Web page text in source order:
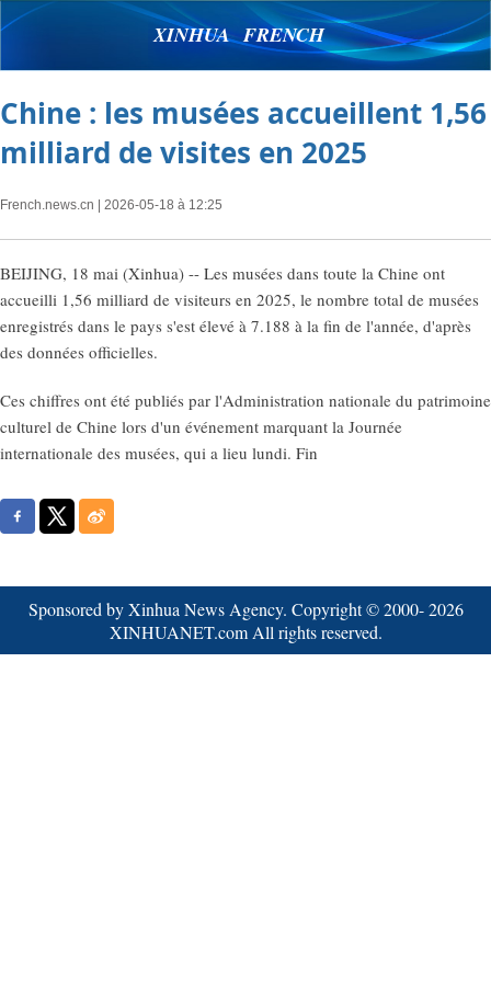
XINHUA FRENCH
Chine : les musées accueillent 1,56
milliard de visites en 2025
French.news.cn | 2026-05-18 à 12:25
BEIJING, 18 mai (Xinhua) -- Les musées dans toute la Chine ont
accueilli 1,56 milliard de visiteurs en 2025, le nombre total de musées
enregistrés dans le pays s'est élevé à 7.188 à la fin de l'année, d'après
des données officielles.
Ces chiffres ont été publiés par l'Administration nationale du patrimoine
culturel de Chine lors d'un événement marquant la Journée
internationale des musées, qui a lieu lundi. Fin
Sponsored by Xinhua News Agency. Copyright © 2000-2026
XINHUANET.com All rights reserved.